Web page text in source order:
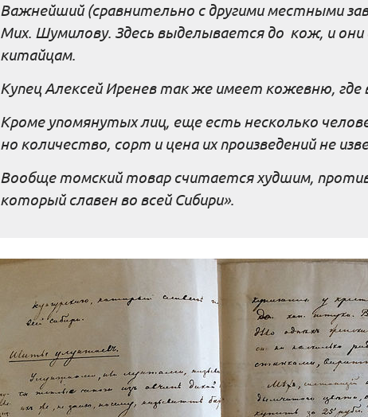
Важнейший (сравнительно с другими местными
Мих. Шумилову. Здесь выделывается до кож, и
китайцам.
Купец Алексей Иренев так же имеет кожевню,
Кроме упомянутых лиц, еще есть несколько
но количество, сорт и цена их произведений не
Вообще томский товар считается худшим,
который славен во всей Сибири».